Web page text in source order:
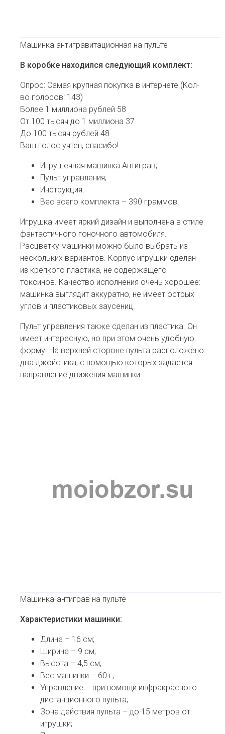
Машинка антигравитационная на пульте
В коробке находился следующий комплект:
Опрос: Самая крупная покупка в интернете (Кол-
во голосов: 143)
Более 1 миллиона рублей 58
От 100 тысяч до 1 миллиона 37
До 100 тысяч рублей 48
Ваш голос учтен, спасибо!
Игрушечная машинка Антиграв;
Пульт управления;
Инструкция.
Вес всего комплекта – 390 граммов.
Игрушка имеет яркий дизайн и выполнена в стиле
фантастичного гоночного автомобиля.
Расцветку машинки можно было выбрать из
нескольких вариантов. Корпус игрушки сделан
из крепкого пластика, не содержащего
токсинов. Качество исполнения очень хорошее:
машинка выглядит аккуратно, не имеет острых
углов и пластиковых заусениц.
Пульт управления также сделан из пластика. Он
имеет интересную, но при этом очень удобную
форму. На верхней стороне пульта расположено
два джойстика, с помощью которых задается
направление движения машинки.
Машинка-антиграв на пульте
Характеристики машинки:
Длина – 16 см;
Ширина – 9 см;
Высота – 4,5 см;
Вес машинки – 60 г;
Управление – при помощи инфракрасного
дистанционного пульта;
Зона действия пульта – до 15 метров от
игрушки;